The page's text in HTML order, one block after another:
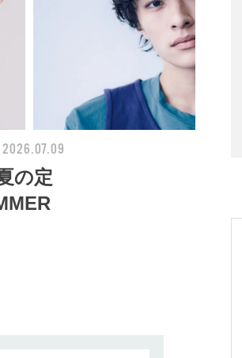
2026.07.09
の定
BEAUTY